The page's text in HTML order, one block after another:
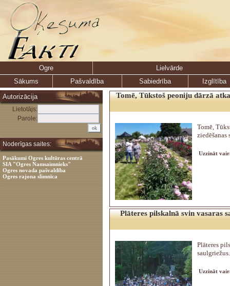
Ogre
Lielvārde
Sākums
Pašvaldība Sabiedrība
Izglītība
Autorizācija
Lietotājs:
Parole:
Noderīgas saites:
Pasākumi Ogres kultūras centrā
SIA "Ogres Namsaimnieks"
Ogres novada pašvaldība
Ogres rajona slimnīca
Tomē, Tūkstoš peoniju dārzā
Tomē,
ziedēšanas
Uzzināt
Plāteres pilskalnā svin vasaras
Plāteres
saulgriežus.
Uzzināt